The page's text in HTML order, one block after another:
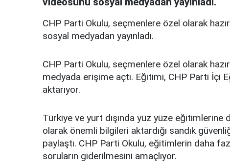
CHP Parti Okulu, seçmenlere özel olarak
sosyal medyadan yayınladı.
CHP Parti Okulu, seçmenlere özel olarak
medyada erişime açtı. Eğitimi, CHP Parti İçi
aktarıyor.
Türkiye ve yurt dışında yüz yüze
olarak önemli bilgileri aktardığı sandık
paylaştı. CHP Parti Okulu, eğitimlerin daha
soruların giderilmesini amaçlıyor.